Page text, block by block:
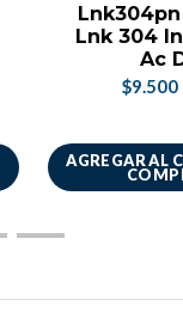
Lnk 304
Ac
$9.500
AGREGAR AL